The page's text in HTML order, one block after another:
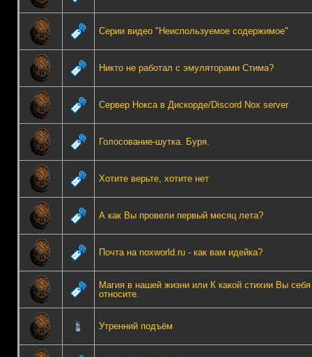
Серии видео "Неиспользуемое содержимое"
Никто не работал с эмуляторами Стима?
Сервер Нокса в Дискорде/Discord Nox server
Голосование-шутка. Буря.
Хотите верьте, хотите нет
А как Вы провели первый месяц лета?
Почта на noxworld.ru - как вам идейка?
Магия в нашей жизни или К какой стихии Вы себя
относите.
Утренний подъём